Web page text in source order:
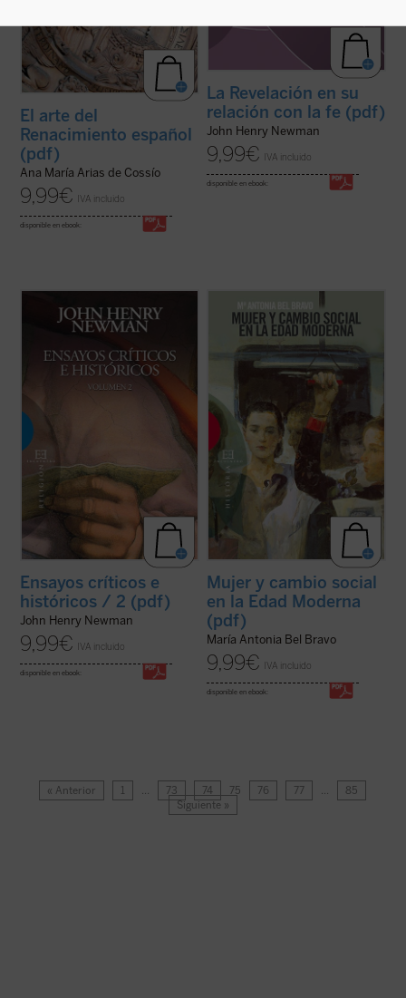
El arte del
Renacimiento español
(pdf)
Ana María Arias de Cossío
9,99€ IVA incluido
disponible en ebook:
La Revelación en su
relación con la fe (pdf)
John Henry Newman
9,99€ IVA incluido
disponible en ebook:
una serie de escritos sobre temas
diversos, principalmente de su época
forma dispersa, que Newman decidió
reunir después de su conversión al
catolicismo ... (ver ficha)
Ensayos críticos e
históricos / 2 (pdf)
John Henry Newman
9,99€ IVA incluido
disponible en ebook:
sociales durante la Edad Moderna hasta
nuestros días. Esta es la tesis principal de
este libro, tercero que sobre la historia de
la mujer ha escrito su autora, desde una
perspectiva ciertamente original e ...(ver
Mujer y cambio social
en la Edad Moderna
(pdf)
María Antonia Bel Bravo
9,99€ IVA incluido
disponible en ebook:
« Anterior 1 … 73 74 75 76 77 …
85
Siguiente »